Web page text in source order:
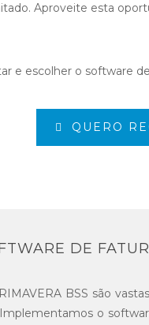
Aproveite esta
e escolher o software
QUERO
DE
BSS são
o